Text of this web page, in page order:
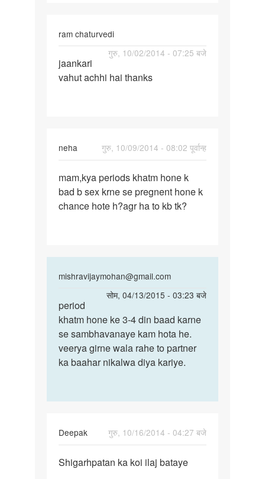
osm
ram chaturvedi
गुरु, 10/02/2014 - 07:25 बजे
jaankari
vahut
jaankari
vahut achhi hai thanks
neha
गुरु, 10/09/2014 - 08:02 पूर्वान्ह
mam,kya
periods
khatm
mam,kya periods khatm hone k
bad b sex krne se pregnent hone k
chance hote h?agr ha to kb tk?
mishravijaymohan@gmail.com
सोम, 04/13/2015 - 03:23 बजे
In
mam,kya
periods
khatm
hone
neha
period
khatm
hone
ke
3-
period
khatm hone ke 3-4 din baad karne
se sambhavanaye kam hota he.
veerya girne wala rahe to partner
ka baahar nikalwa diya kariye.
Deepak
गुरु, 10/16/2014 - 04:27 बजे
Shigarhpatan
Shigarhpatan ka koi ilaj bataye